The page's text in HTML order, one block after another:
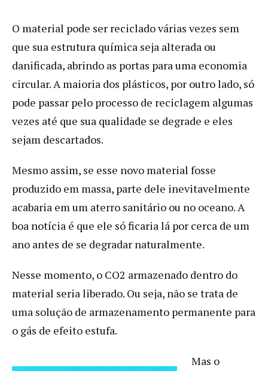
O material pode ser reciclado várias vezes sem
que sua estrutura química seja alterada ou
danificada, abrindo as portas para uma economia
circular. A maioria dos plásticos, por outro lado, só
pode passar pelo processo de reciclagem algumas
vezes até que sua qualidade se degrade e eles
sejam descartados.
Mesmo assim, se esse novo material fosse
produzido em massa, parte dele inevitavelmente
acabaria em um aterro sanitário ou no oceano. A
boa notícia é que ele só ficaria lá por cerca de um
ano antes de se degradar naturalmente.
Nesse momento, o CO2 armazenado dentro do
material seria liberado. Ou seja, não se trata de
uma solução de armazenamento permanente para
o gás de efeito estufa.
Mas o